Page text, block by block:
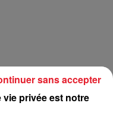
privée est notre
sans accepter